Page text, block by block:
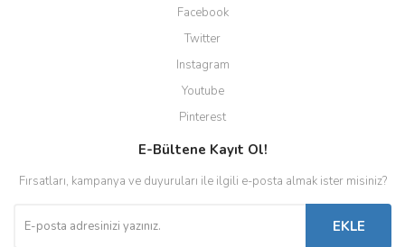
Facebook
Twitter
Instagram
Youtube
Pinterest
E-Bültene Kayıt Ol!
Fırsatları, kampanya ve duyuruları ile ilgili e-posta almak ister misiniz?
EKLE